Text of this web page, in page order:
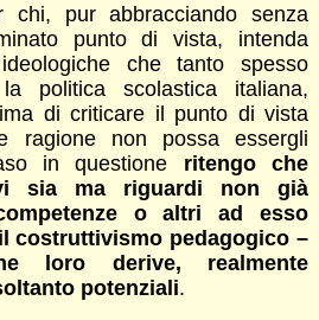
chi, pur abbracciando senza
punto di vista, intenda
che tanto spesso
politica scolastica italiana,
di criticare il punto di vista
ragione non possa essergli
in questione ritengo che
sia ma riguardi non già
o altri ad esso
costruttivismo pedagogico –
loro derive, realmente
potenziali.